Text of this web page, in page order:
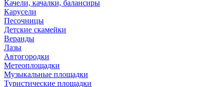
Качели, качалки, балансиры
Карусели
Песочницы
Детские скамейки
Веранды
Лазы
Автогородки
Метеоплощадки
Музыкальные площадки
Туристические площадки